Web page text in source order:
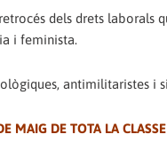
dels drets laborals
i feminista.
antimilitaristes i
MAIG DE TOTA LA